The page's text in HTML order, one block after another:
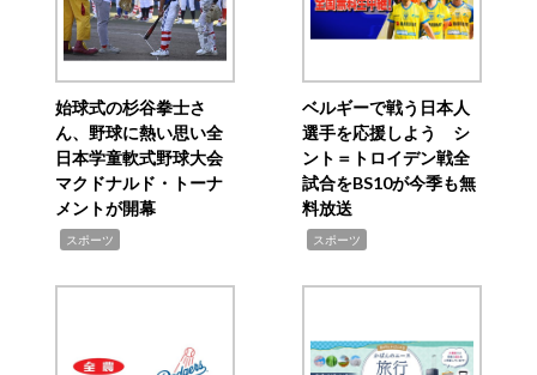
始球式の杉谷拳士さ
ん、野球に熱い思い全
日本学童軟式野球大会
マクドナルド・トーナ
メントが開幕
スポーツ
ベルギーで戦う日本人
選手を応援しよう シ
ント＝トロイデン戦全
試合をBS10が今季も無
料放送
スポーツ